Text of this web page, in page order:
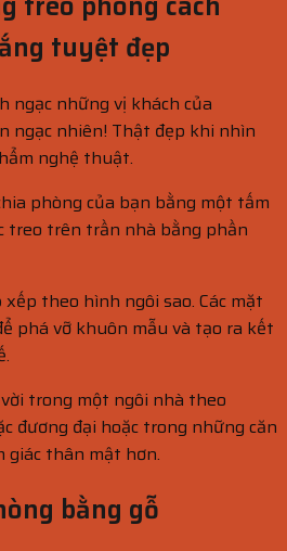
tuyệt đẹp
ngạc những vị khách của
ngạc nhiên! Thật đẹp khi nhìn
nghệ thuật.
phòng của bạn bằng một tấm
treo trên trần nhà bằng phần
theo hình ngôi sao. Các mặt
phá vỡ khuôn mẫu và tạo ra kết
trong một ngôi nhà theo
đương đại hoặc trong những căn
giác thân mật hơn.
bằng gỗ